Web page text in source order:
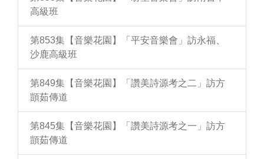
高級班
第853集【音樂花園】「平安音樂會」訪永福、
沙鹿高級班
第849集【音樂花園】「讚美詩源考之二」訪方
顗茹傳道
第845集【音樂花園】「讚美詩源考之一」訪方
顗茹傳道